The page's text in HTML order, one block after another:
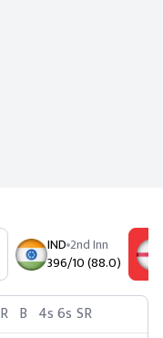
IND 2nd Inn
396/10 (88.0)
R B 4s6s SR